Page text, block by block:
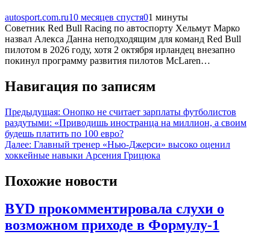
autosport.com.ru10 месяцев спустя01 минуты
Советник Red Bull Racing по автоспорту Хельмут Марко
назвал Алекса Данна неподходящим для команд Red Bull
пилотом в 2026 году, хотя 2 октября ирландец внезапно
покинул программу развития пилотов McLaren…
Навигация по записям
Предыдущая: Онопко не считает зарплаты футболистов
раздутыми: «Приводишь иностранца на миллион, а своим
будешь платить по 100 евро?
Далее: Главный тренер «Нью-Джерси» высоко оценил
хоккейные навыки Арсения Грицюка
Похожие новости
BYD прокомментировала слухи о
возможном приходе в Формулу-1